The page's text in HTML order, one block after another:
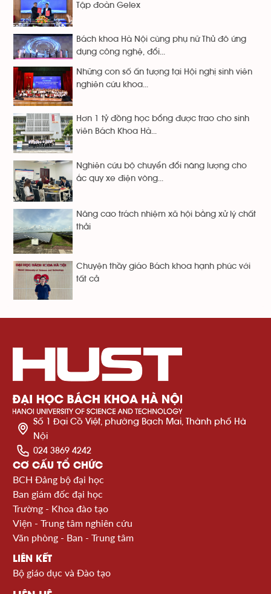
Tập đoàn Gelex
Bách khoa Hà Nội cùng phụ nữ Thủ đô ứng
dụng công nghệ, đổi...
Những con số ấn tượng tại Hội nghị sinh viên
nghiên cứu khoa...
Hơn 1 tỷ đồng học bổng được trao cho sinh
viên Bách Khoa Hà...
Nghiên cứu bộ chuyển đổi năng lượng cho
ắc quy xe điện vòng...
Nâng cao trách nhiệm xã hội bằng xử lý chất
thải
Chuyện thầy giáo Bách khoa hạnh phúc với
tất cả
Số 1 Đại Cồ Việt, phường Bạch Mai, Thành phố Hà
Nội
024 3869 4242
CƠ CẤU TỔ CHỨC
BCH Đảng bộ đại học
Ban giám đốc đại học
Trường - Khoa đào tạo
Viện - Trung tâm nghiên cứu
Văn phòng - Ban - Trung tâm
LIÊN KẾT
Bộ giáo dục và Đào tạo